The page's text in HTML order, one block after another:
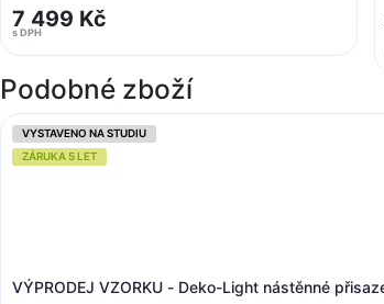
7 499 Kč
s DPH
Podobné zboží